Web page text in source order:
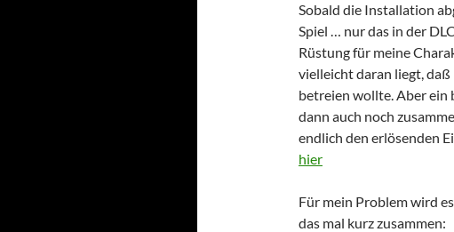
Sobald die Installation
Spiel … nur das in der
Rüstung für meine
vielleicht daran liegt,
betreien wollte. Aber ein
dann auch noch
endlich den erlösenden
hier
Für mein Problem wird
das mal kurz zusammen: